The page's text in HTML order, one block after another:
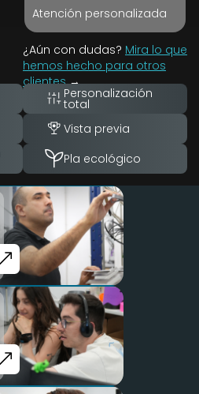
Atención personalizada
¿Aún con dudas? Mira lo que
hemos hecho para otros
clientes→
Personalización
total
Vista previa
Pla ecológico